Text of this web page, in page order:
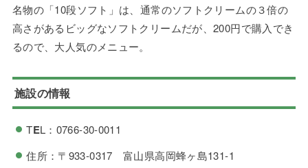
名物の「10段ソフト」は、通常のソフトクリームの３倍の
高さがあるビッグなソフトクリームだが、200円で購入でき
るので、大人気のメニュー。
施設の情報
TEL：0766-30-0011
住所：〒933-0317 富山県高岡蜂ヶ島131‐1